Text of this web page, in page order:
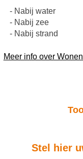
- Nabij water
- Nabij zee
- Nabij strand
Meer info over
Stel hier